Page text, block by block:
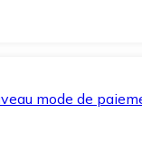
mode de